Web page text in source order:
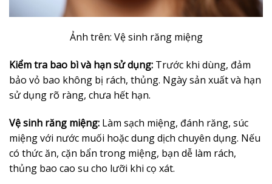
Ảnh trên: Vệ sinh răng miệng
Kiểm tra bao bì và hạn sử dụng: Trước khi dùng, đảm
bảo vỏ bao không bị rách, thủng. Ngày sản xuất và hạn
sử dụng rõ ràng, chưa hết hạn.
Vệ sinh răng miệng: Làm sạch miệng, đánh răng, súc
miệng với nước muối hoặc dung dịch chuyên dụng. Nếu
có thức ăn, cặn bẩn trong miệng, bạn dễ làm rách,
thủng bao cao su cho lưỡi khi cọ xát.